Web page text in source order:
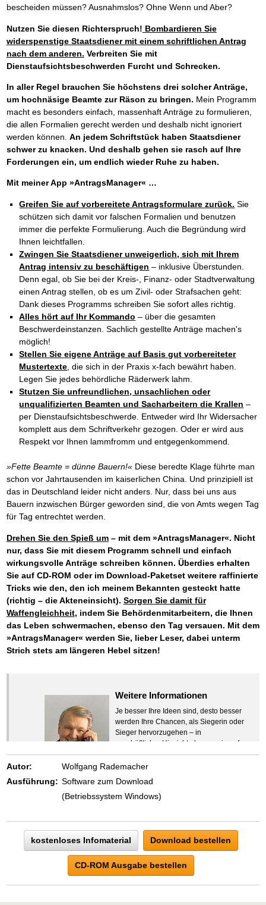
bescheiden müssen? Ausnahmslos? Ohne Wenn und Aber?
Nutzen Sie diesen Richterspruch! Bombardieren Sie
widerspenstige Staatsdiener mit einem schriftlichen Antrag
nach dem anderen. Verbreiten Sie mit
Dienstaufsichtsbeschwerden Furcht und Schrecken.
In aller Regel brauchen Sie höchstens drei solcher Anträge,
um hochnäsige Beamte zur Räson zu bringen. Mein Programm
macht es besonders einfach, massenhaft Anträge zu formulieren,
die allen Formalien gerecht werden und deshalb nicht ignoriert
werden können. An jedem Schriftstück haben Staatsdiener
schwer zu knacken. Und deshalb gehen sie rasch auf Ihre
Forderungen ein, um endlich wieder Ruhe zu haben.
Mit meiner App »AntragsManager« …
Greifen Sie auf vorbereitete Antragsformulare zurück. Sie
schützen sich damit vor falschen Formalien und benutzen
immer die perfekte Formulierung. Auch die Begründung wird
Ihnen leichtfallen.
Zwingen Sie Staatsdiener unweigerlich, sich mit Ihrem
Antrag intensiv zu beschäftigen – inklusive Überstunden.
Denn egal, ob Sie bei der Kreis-, Finanz- oder Stadtverwaltung
einen Antrag stellen, ob es um Zivil- oder Strafsachen geht:
Dank dieses Programms schreiben Sie sofort alles richtig.
Alles hört auf Ihr Kommando – über die gesamten
Beschwerdeinstanzen. Sachlich gestellte Anträge machen's
möglich!
Stellen Sie eigene Anträge auf Basis gut vorbereiteter
Mustertexte , die sich in der Praxis x-fach bewährt haben.
Legen Sie jedes behördliche Räderwerk lahm.
Stutzen Sie unfreundlichen, unsachlichen oder
unqualifizierten Beamten und Sacharbeitern die Krallen –
per Dienstaufsichtsbeschwerde. Entweder wird Ihr Widersacher
komplett aus dem Schriftverkehr gezogen. Oder er wird aus
Respekt vor Ihnen lammfromm und entgegenkommend.
»Fette Beamte = dünne Bauern!«Diese beredte Klage führte man
schon vor Jahrtausenden im kaiserlichen China. Und prinzipiell ist
das in Deutschland leider nicht anders. Nur, dass bei uns aus
Bauern inzwischen Bürger geworden sind, die von Amts wegen Tag
für Tag entrechtet werden.
Drehen Sie den Spieß um– mit dem »AntragsManager«. Nicht
nur, dass Sie mit diesem Programm schnell und einfach
wirkungsvolle Anträge schreiben können. Überdies erhalten
Sie auf CD-ROM oder im Download-Paketset weitere raffinierte
Tricks wie den, den ich meinem Bekannten gesteckt hatte
(richtig – die Akteneinsicht). Sorgen Sie damit für
Waffengleichheit, indem Sie Behördenmitarbeitern, die Ihnen
das Leben schwermachen, ebenso den Tag versauen. Mit dem
»AntragsManager« werden Sie, lieber Leser, dabei unterm
Strich stets am längeren Hebel sitzen!
Weitere Informationen
Je besser Ihre Ideen sind, desto besser
werden Ihre Chancen, als Siegerin oder
Sieger hervorzugehen – in
geschäftlicher Hinsicht ebenso wie auf
beruflichem oder privatem Gebiet. Denn
eins ist todsicher:
Zeigen Sie mit der Maus hierhin, um
Autor:
Wolfgang Rademacher
Ausführung: Software zum Download
(Betriebssystem Windows)
kostenloses Infomaterial Download bestellen
CD-ROM Ausgabe bestellen